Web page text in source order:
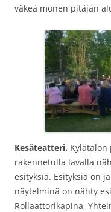
väkeä monen pitäjän
Kesäteatteri.
rakennetulla lavalla
esityksiä. Esityksiä on
näytelminä on nähty
Rollaattorikapina,